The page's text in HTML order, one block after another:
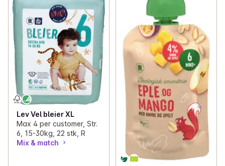
Lev Vel bleier XL
Max 4 per customer, Str.
6, 15-30kg, 22 stk, R
Mix & match